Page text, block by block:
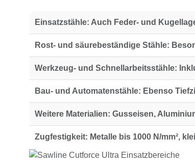
Einsatzstähle: Auch Feder- und
Rost- und säurebeständige Stähle:
Werkzeug- und Schnellarbeitsstähle:
Bau- und Automatenstähle: Ebenso
Weitere Materialien: Gusseisen,
Zugfestigkeit: Metalle bis 1000 N/mm²,